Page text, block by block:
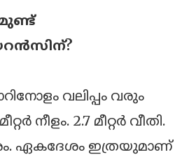
വലിപ്പം വരും
നീളം. 2.7 മീറ്റർ വീതി.
ഏകദേശം ഇത്രയുമാണ്